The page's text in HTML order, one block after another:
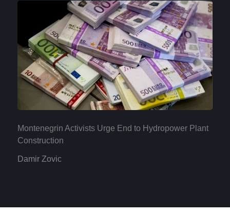
Montenegrin Activists Urge End to Hydropower Plant
Construction
Damir Zovic